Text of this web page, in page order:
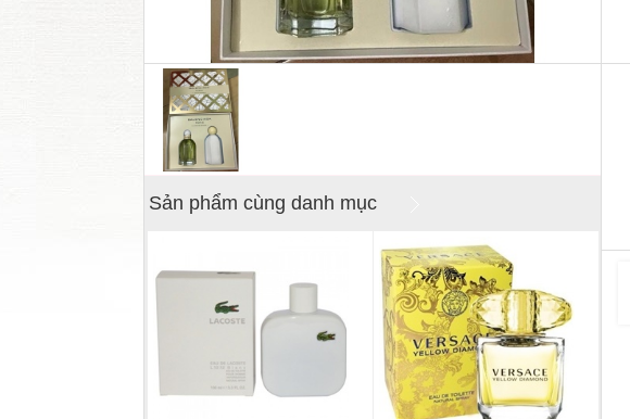
Sản phẩm cùng danh mục